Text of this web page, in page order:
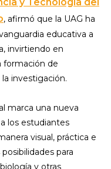
, afirmó que la UAG ha
educativa a
invirtiendo en
formación de
investigación.
marca una nueva
los estudiantes
visual, práctica e
para
y otras